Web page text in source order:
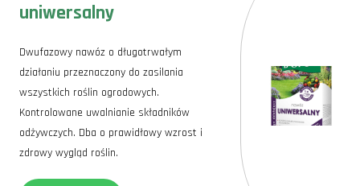
uniwersalny
Dwufazowy nawóz o długotrwałym
działaniu przeznaczony do zasilania
wszystkich roślin ogrodowych.
Kontrolowane uwalnianie składników
odżywczych. Dba o prawidłowy wzrost i
zdrowy wygląd roślin.